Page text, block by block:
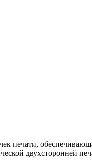
двухсторонней